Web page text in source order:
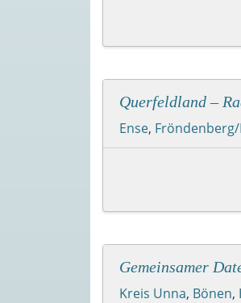
Querfeldland –
Ense,
Gemeinsamer
Kreis Unna, Bönen,